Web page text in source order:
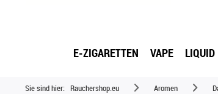
E-ZIGARETTEN VAPE LIQUID
Sie sind hier: Rauchershop.eu Aromen